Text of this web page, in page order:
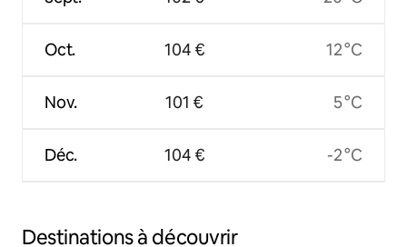
Oct.
Nov.
Déc.
104 €
101 €
104 €
12 °C
5 °C
-2 °C
Destinations à découvrir